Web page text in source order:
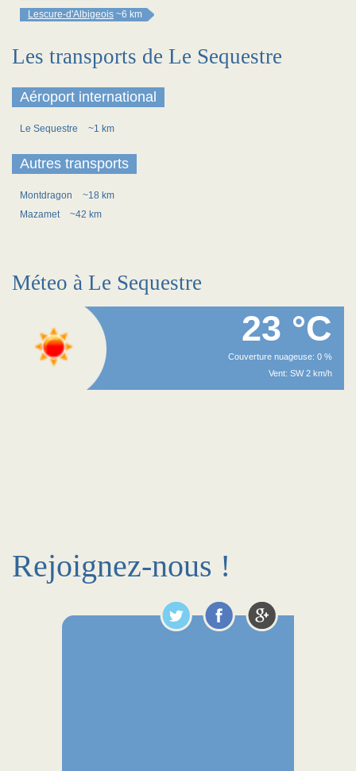
Lescure-d'Albigeois ~6 km
Les transports de Le Sequestre
Aéroport international
Le Sequestre ~1 km
Autres transports
Montdragon
~18 km
Mazamet
~42 km
Méteo à Le Sequestre
23 °C
Couverture nuageuse: 0 %
Vent: SW 2 km/h
Rejoignez-nous !